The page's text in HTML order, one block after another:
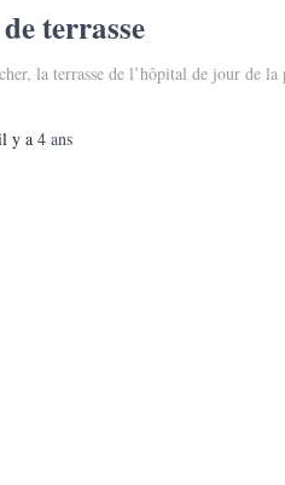
terrasse
la terrasse de l’hôpital de jour de
y a 4 ans